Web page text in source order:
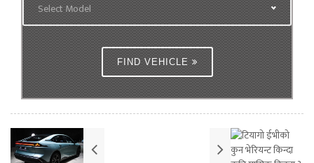
Select Model
FIND VEHICLE